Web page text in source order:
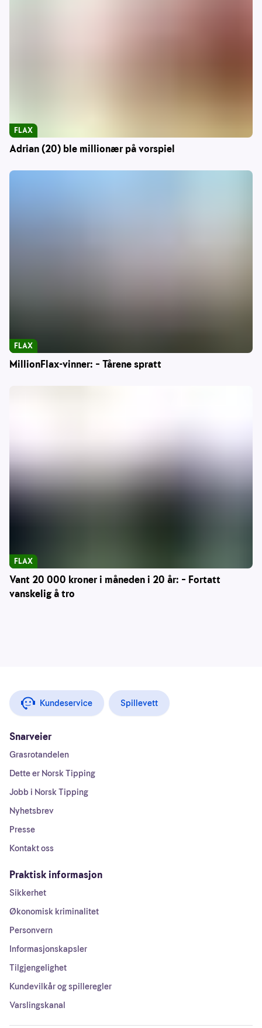
Adrian (20) ble millionær på vorspiel
FLAX
MillionFlax-vinner: – Tårene spratt
FLAX
Vant 20 000 kroner i måneden i 20 år: – Fortatt
vanskelig å tro
FLAX
Kundeservice Spillevett
Snarveier
Grasrotandelen
Dette er Norsk Tipping
Jobb i Norsk Tipping
Nyhetsbrev
Presse
Kontakt oss
Praktisk informasjon
Sikkerhet
Økonomisk kriminalitet
Personvern
Informasjonskapsler
Tilgjengelighet
Kundevilkår og spilleregler
Varslingskanal